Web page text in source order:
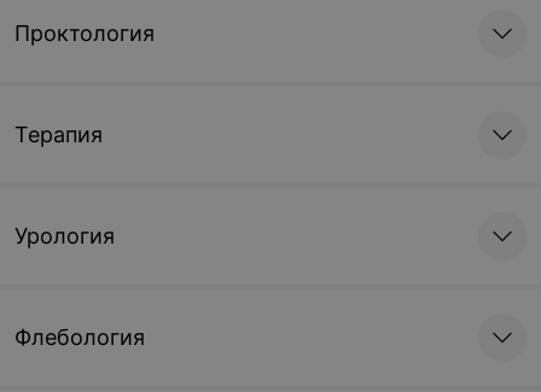
Проктология
Терапия
Урология
Флебология